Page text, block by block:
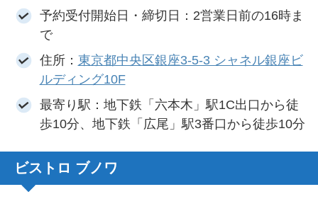
予約受付開始日・締切日：2営業日前の16時ま
で
住所： 東京都中央区銀座3-5-3 シャネル銀座ビ
ルディング10F
最寄り駅：地下鉄「六本木」駅1C出口から徒
歩10分、地下鉄「広尾」駅3番口から徒歩10分
ビストロ ブノワ